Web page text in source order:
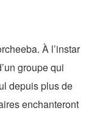
À l’instar
groupe qui
depuis plus de
enchanteront